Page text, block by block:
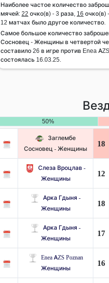
Наиболее частое количество
мячей: 22 очко(в) - 3 раза, 16 очко(в)
12 матчах было другое количество.
Самое большое количество
Сосновец - Женщины в четвертой
составило 26 в игре против Enea
состоялась 16.03.25.
50%
Заглембе
Сосновец - Женщины
18
Слеза Вроцлав -
Женщины
12
Арка Гдыня -
Женщины
18
Арка Гдыня -
Женщины
17
Enea AZS Poznan
Женщины
16